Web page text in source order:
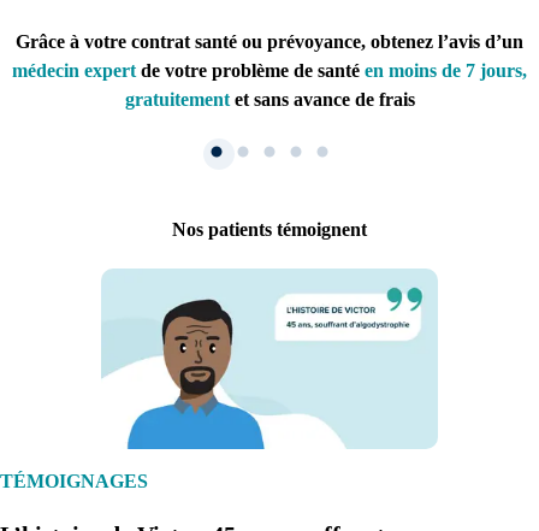
Grâce à votre contrat santé ou prévoyance, obtenez l’avis d’un
médecin expert de votre problème de santé en moins de 7 jours,
gratuitementet sans avance de frais
1. Inscription
Nos patients témoignent
TÉMOIGNAGES